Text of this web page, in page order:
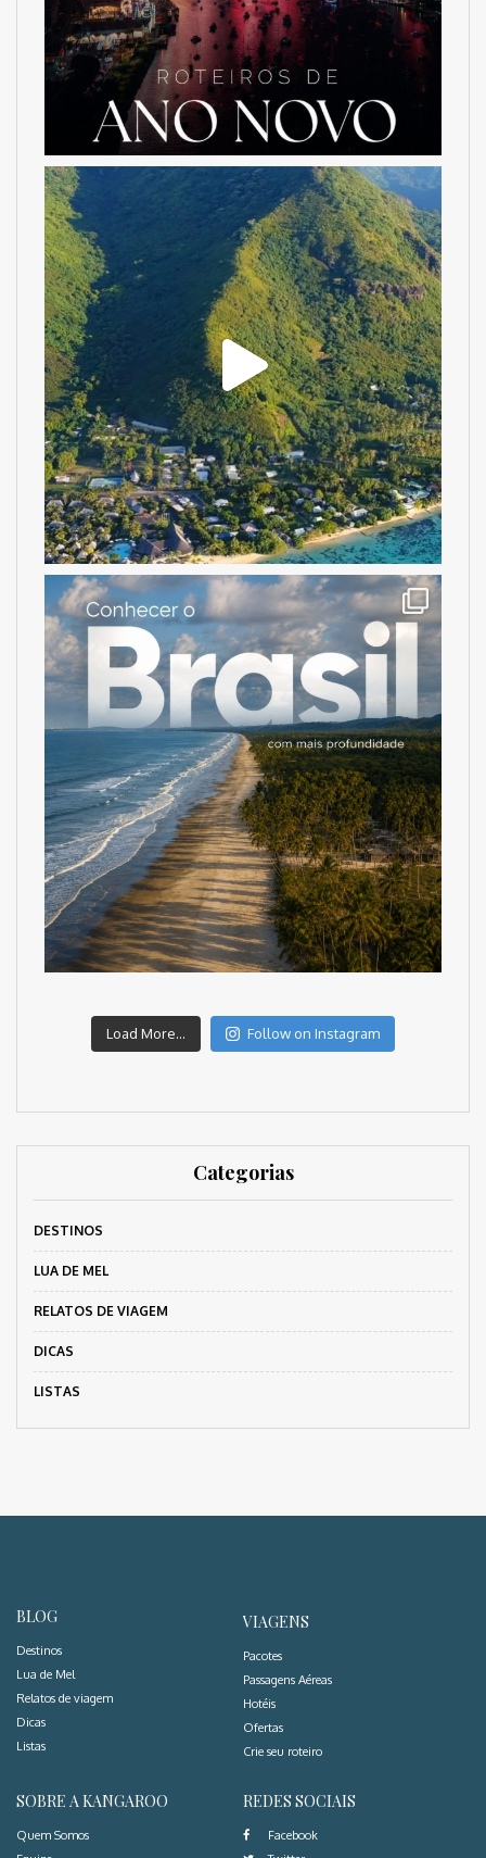
Load More... Follow on Instagram
Categorias
DESTINOS
LUA DE MEL
RELATOS DE VIAGEM
DICAS
LISTAS
BLOG
Destinos
Lua de Mel
Relatos de viagem
Dicas
Listas
VIAGENS
Pacotes
Passagens Aéreas
Hotéis
Ofertas
Crie seu roteiro
SOBRE A KANGAROO
Quem Somos
REDES SOCIAIS
Facebook